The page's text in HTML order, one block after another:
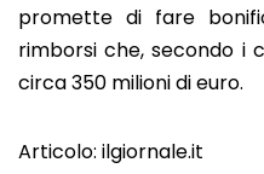
promette di fare
rimborsi che, secondo i
circa 350 milioni di euro.
Articolo: ilgiornale.it